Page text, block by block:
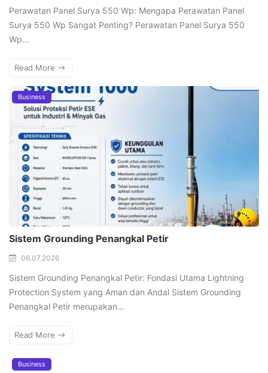
Perawatan Panel Surya 550 Wp: Mengapa Perawatan Panel
Surya 550 Wp Sangat Penting? Perawatan Panel Surya 550
Wp…
Read More
Business
Sistem Grounding Penangkal Petir
06.07.2026
Sistem Grounding Penangkal Petir: Fondasi Utama Lightning
Protection System yang Aman dan Andal Sistem Grounding
Penangkal Petir merupakan…
Read More
Business